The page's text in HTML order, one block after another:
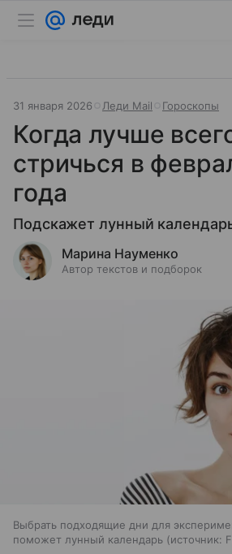
31 января 2026 Леди Mail Гороскопы
Когда лучше
стричься в
года
Подскажет лунный
Марина Науменко
Автор текстов и подборок
Выбрать подходящие дни для
поможет лунный календарь
источник: